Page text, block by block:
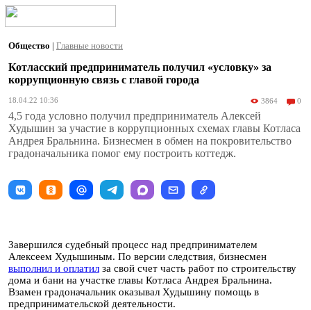
Общество | Главные новости
Котласский предприниматель получил «условку» за
коррупционную связь с главой города
18.04.22 10:36 3864 0
4,5 года условно получил предприниматель Алексей
Худышин за участие в коррупционных схемах главы Котласа
Андрея Бральнина. Бизнесмен в обмен на покровительство
градоначальника помог ему построить коттедж.
Завершился судебный процесс над предпринимателем
Алексеем Худышиным. По версии следствия, бизнесмен
выполнил и оплатил за свой счет часть работ по строительству
дома и бани на участке главы Котласа Андрея Бральнина.
Взамен градоначальник оказывал Худышину помощь в
предпринимательской деятельности.